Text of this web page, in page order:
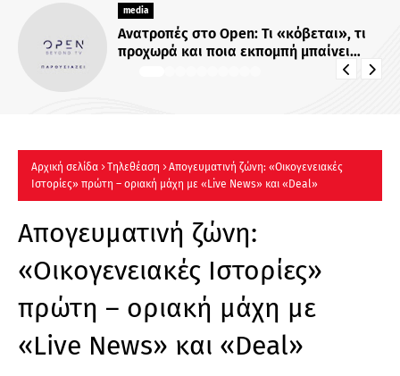
media
«ΚΑΛΥΤΕΡΑ ΑΡΓΑ» : Oι πιο
αποκαλυπτικές μεταμεσονύχτιες
συνεντεύξεις επιστρέφουν στο ACTION
Αρχική σελίδα Τηλεθέαση
Απογευματινή ζώνη: «Οικογενειακές
Ιστορίες» πρώτη – οριακή μάχη με «Live News» και «Deal»
Απογευματινή ζώνη:
«Οικογενειακές Ιστορίες»
πρώτη – οριακή μάχη με
«Live News» και «Deal»